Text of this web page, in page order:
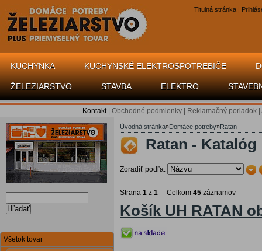
Titulná stránka |
KUCHYNKA KUCHYNSKÉ ELEKTROSPOTREBIČE
ŽELEZIARSTVO STAVBA ELEKTRO
Kontakt| Obchodné podmienky Reklamačný poriadok
Hľadať
Všetok tovar
Úvodná stránka»Domáce potreby»Ratan
Ratan - Katalóg
Zoradiť podľa:
Strana 1 z 1 Celkom 45 záznamov
Košík UH RATAN